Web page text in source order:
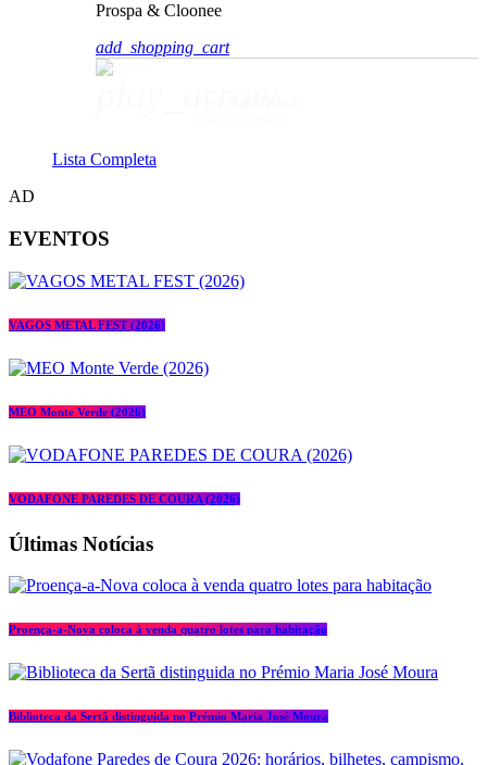
Prospa & Cloonee
add_shopping_cart
Lista Completa
AD
EVENTOS
VAGOS METAL FEST (2026)
MEO Monte Verde (2026)
VODAFONE PAREDES DE COURA (2026)
Últimas Notícias
Proença-a-Nova coloca à venda quatro lotes para habitação
Biblioteca da Sertã distinguida no Prémio Maria José Moura